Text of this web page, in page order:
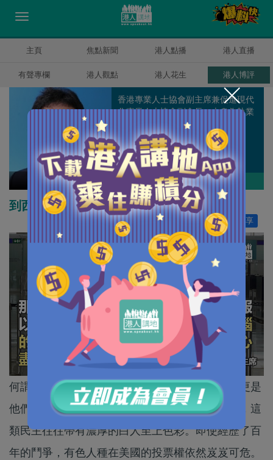
主頁 焦點新聞 港人點播 港人直播
有聲專欄 港人觀點 港人花生 港人博評
錢志庸
香港專業人士協會副主席兼促進現代
化專業人士協會副會長，本身為執業
律師及註冊工程師。
作者其他博評
到西方生活，不 一定明白西方的所謂民主
分享
19
何謂民主？西方國家的民主主義不只是投票權，更是
他們的民族認知，立國之本。通過美國歷史可知，這
類民主往往帶有濃厚的白人至上色彩。即使經歷了百
年的鬥爭，有色人種在美國的投票權依然岌岌可危。